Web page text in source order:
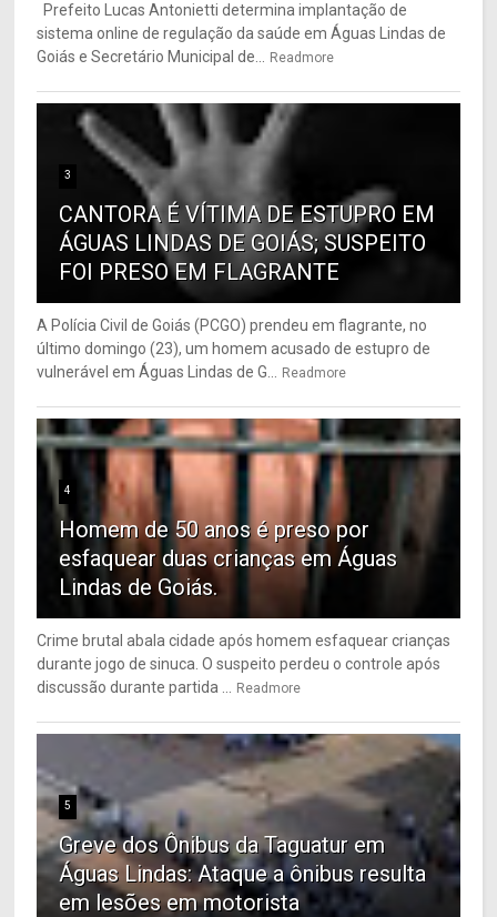
Prefeito Lucas Antonietti determina implantação de
sistema online de regulação da saúde em Águas Lindas de
Goiás e Secretário Municipal de...
Readmore
3
CANTORA É VÍTIMA DE ESTUPRO EM
ÁGUAS LINDAS DE GOIÁS; SUSPEITO
FOI PRESO EM FLAGRANTE
A Polícia Civil de Goiás (PCGO) prendeu em flagrante, no
último domingo (23), um homem acusado de estupro de
vulnerável em Águas Lindas de G...
Readmore
4
Homem de 50 anos é preso por
esfaquear duas crianças em Águas
Lindas de Goiás.
Crime brutal abala cidade após homem esfaquear crianças
durante jogo de sinuca. O suspeito perdeu o controle após
discussão durante partida ...
Readmore
5
Greve dos Ônibus da Taguatur em
Águas Lindas: Ataque a ônibus resulta
em lesões em motorista